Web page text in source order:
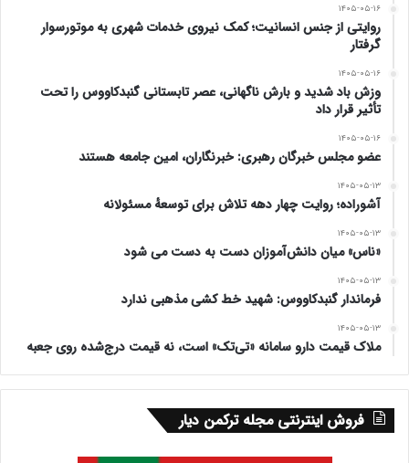
۱۴۰۵-۰۵-۱۶
روایتی از جنس انسانیت؛ کمک نیروی خدمات شهری به موتورسوار
گرفتار
۱۴۰۵-۰۵-۱۶
وزش باد شدید و بارش ناگهانی، عصر تابستانی گنبدکاووس را تحت
تأثیر قرار داد
۱۴۰۵-۰۵-۱۶
عضو مجلس خبرگان رهبری: خبرنگاران، امین جامعه هستند
۱۴۰۵-۰۵-۱۳
آشوراده؛ روایت چهار دهه تلاش برای توسعهٔ مسئولانه
۱۴۰۵-۰۵-۱۳
«ناس» میان دانش‌آموزان دست به دست می شود
۱۴۰۵-۰۵-۱۳
فرماندار گنبدکاووس: شهید خط کشی مذهبی ندارد
۱۴۰۵-۰۵-۱۳
ملاک قیمت دارو سامانه «تی‌تک» است، نه قیمت درج‌شده روی جعبه
فروش اینترنتی مجله ترکمن دیار